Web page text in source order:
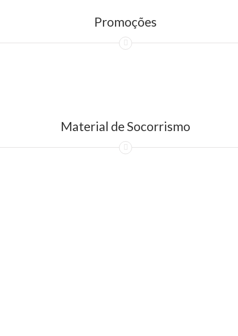
Promoções
Material de Socorrismo